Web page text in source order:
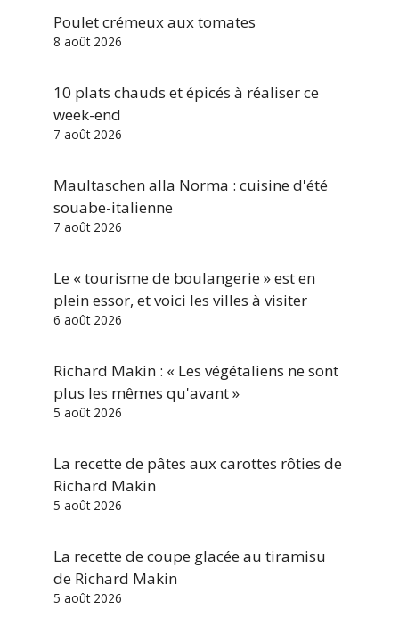
Poulet crémeux aux tomates
8 août 2026
10 plats chauds et épicés à réaliser ce
week-end
7 août 2026
Maultaschen alla Norma : cuisine d'été
souabe-italienne
7 août 2026
Le « tourisme de boulangerie » est en
plein essor, et voici les villes à visiter
6 août 2026
Richard Makin : « Les végétaliens ne sont
plus les mêmes qu'avant »
5 août 2026
La recette de pâtes aux carottes rôties de
Richard Makin
5 août 2026
La recette de coupe glacée au tiramisu
de Richard Makin
5 août 2026